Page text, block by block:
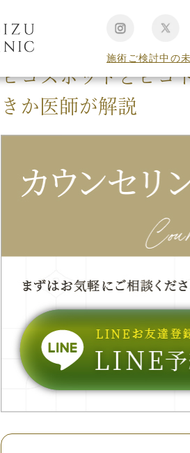
施術ご検討中の
ピコスポットとピコ
きか医師が解説